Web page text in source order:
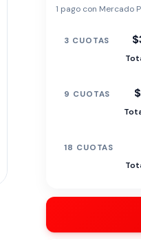
1 pago con Mercado
3 CUOTAS
9 CUOTAS
18 CUOTAS